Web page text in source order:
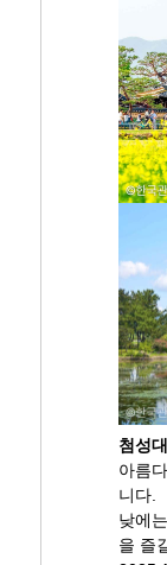
첨성대
아름
니다.
낮에
을 즐